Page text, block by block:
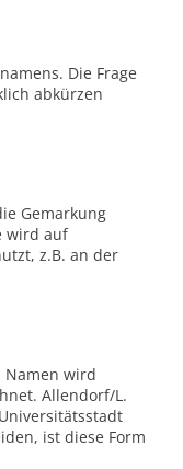
Die Frage
abkürzen
Gemarkung
wird auf
z.B. an der
Namen wird
Allendorf/L.
ist diese Form